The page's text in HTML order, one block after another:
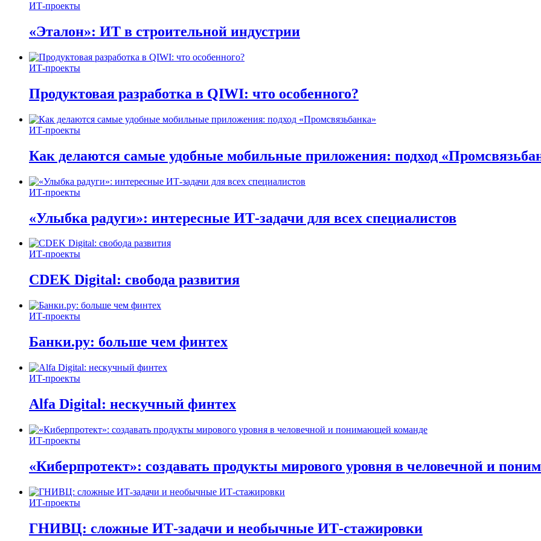
ИТ-проекты
«Эталон»: ИТ в строительной индустрии
ИТ-проекты
Продуктовая разработка в QIWI: что особенного?
ИТ-проекты
Как делаются самые удобные мобильные приложения: подход
ИТ-проекты
«Улыбка радуги»: интересные ИТ-задачи для всех специалистов
ИТ-проекты
CDEK Digital: свобода развития
ИТ-проекты
Банки.ру: больше чем финтех
ИТ-проекты
Alfa Digital: нескучный финтех
ИТ-проекты
«Киберпротект»: создавать продукты мирового уровня в человечной и
ИТ-проекты
ГНИВЦ: сложные ИТ‑задачи и необычные ИТ‑стажировки